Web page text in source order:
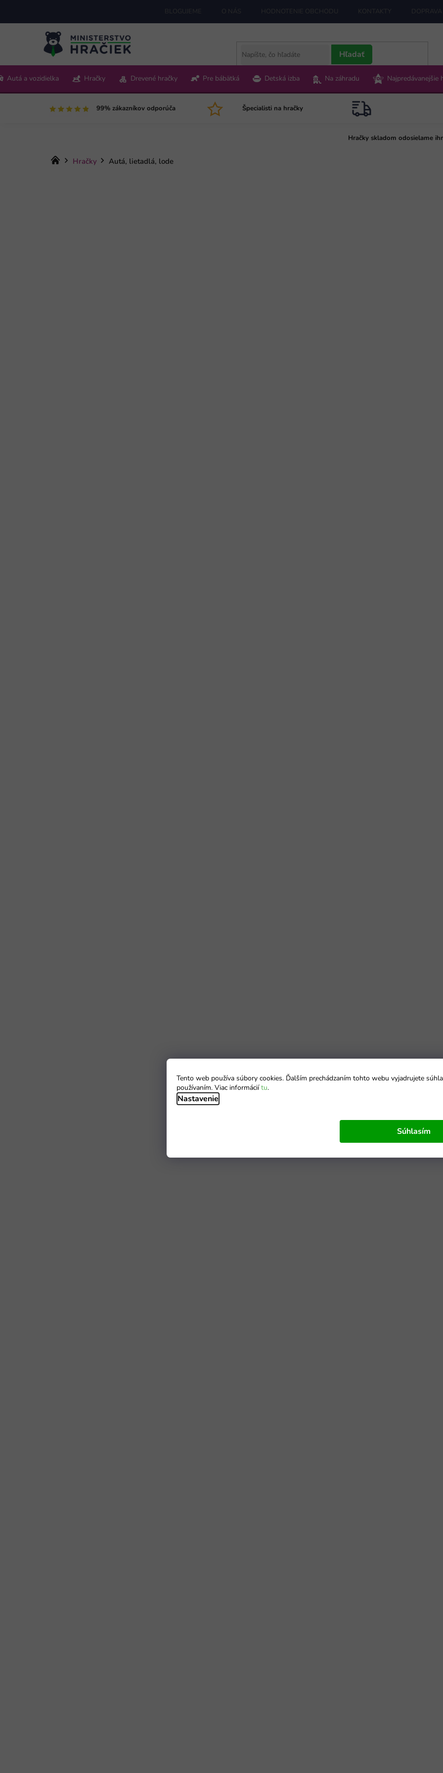
Tento web používa súbory cookies. Ďalším prechádzaním tohto webu vyjadrujete
používaním. Viac informáciítu.
Nastavenie
Súhlasím
obsah
BLOGUJEME O NÁS HODNOTENIE OBCHODU KONTAKTY
Pon-Pia 9:00-15:00
Hľadať
Autá a vozidielka Hračky Drevené hračky Pre bábätká Detská izba Na záhradu Najpredávanejšie
99% zákazníkov odporúča Špecialisti na hračky
Hračky skladom odosielame
Domov
Hračky Autá, lietadlá, lode